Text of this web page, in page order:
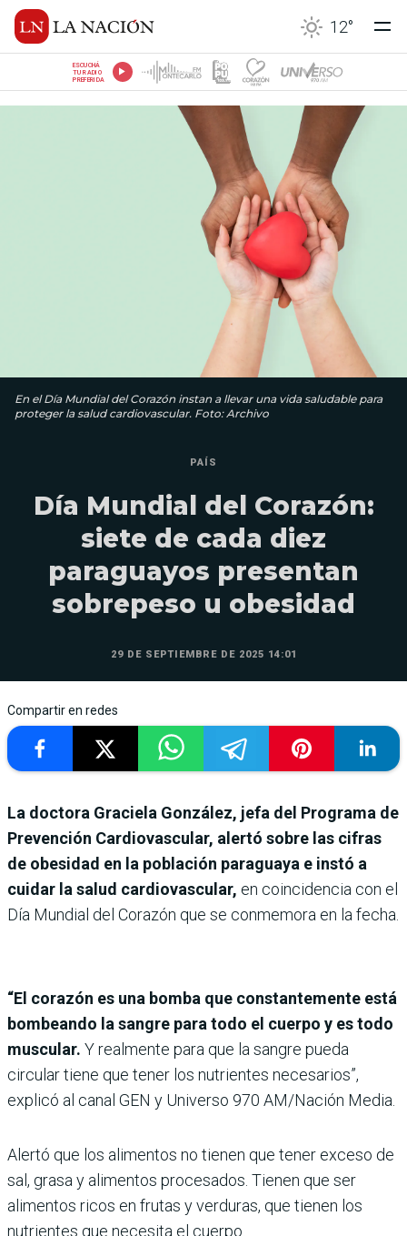
12°
ESCUCHÁ
TU RADIO
PREFERIDA
En el Día Mundial del Corazón instan a llevar una vida saludable para
proteger la salud cardiovascular. Foto: Archivo
PAÍS
Día Mundial del Corazón:
siete de cada diez
paraguayos presentan
sobrepeso u obesidad
29 DE SEPTIEMBRE DE 2025 14:01
Compartir en redes
La doctora Graciela González, jefa del Programa de
Prevención Cardiovascular, alertó sobre las cifras
de obesidad en la población paraguaya e instó a
cuidar la salud cardiovascular, en coincidencia con el
Día Mundial del Corazón que se conmemora en la fecha.
“El corazón es una bomba que constantemente está
bombeando la sangre para todo el cuerpo y es todo
muscular. Y realmente para que la sangre pueda
circular tiene que tener los nutrientes necesarios”,
explicó al canal GEN y Universo 970 AM/Nación Media.
Alertó que los alimentos no tienen que tener exceso de
sal, grasa y alimentos procesados. Tienen que ser
alimentos ricos en frutas y verduras, que tienen los
nutrientes que necesita el cuerpo.